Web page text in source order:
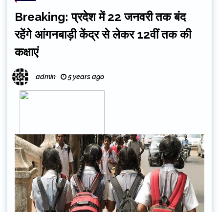
Breaking: प्रदेश में 22 जनवरी तक बंद
रहेंगे आंगनबाड़ी केंद्र से लेकर 12वीं तक की
कक्षाएं
admin 5 years ago